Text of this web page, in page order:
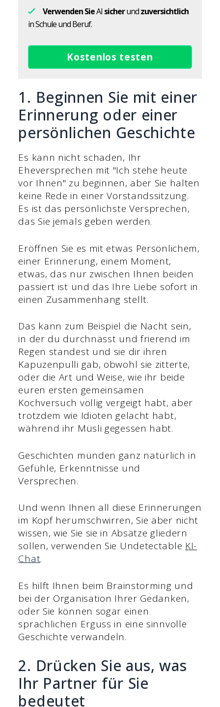
Verwenden SieAI sicherundzuversichtlich
in Schule und Beruf.
Kostenlos testen
1. Beginnen Sie mit einer
Erinnerung oder einer
persönlichen Geschichte
Es kann nicht schaden, Ihr
Eheversprechen mit "Ich stehe heute
vor Ihnen" zu beginnen, aber Sie halten
keine Rede in einer Vorstandssitzung.
Es ist das persönlichste Versprechen,
das Sie jemals geben werden.
Eröffnen Sie es mit etwas Persönlichem,
einer Erinnerung, einem Moment,
etwas, das nur zwischen Ihnen beiden
passiert ist und das Ihre Liebe sofort in
einen Zusammenhang stellt.
Das kann zum Beispiel die Nacht sein,
in der du durchnässt und frierend im
Regen standest und sie dir ihren
Kapuzenpulli gab, obwohl sie zitterte,
oder die Art und Weise, wie ihr beide
euren ersten gemeinsamen
Kochversuch völlig vergeigt habt, aber
trotzdem wie Idioten gelacht habt,
während ihr Müsli gegessen habt.
Geschichten münden ganz natürlich in
Gefühle, Erkenntnisse und
Versprechen.
Und wenn Ihnen all diese Erinnerungen
im Kopf herumschwirren, Sie aber nicht
wissen, wie Sie sie in Absätze gliedern
sollen, verwenden Sie Undetectable KI-
Chat.
Es hilft Ihnen beim Brainstorming und
bei der Organisation Ihrer Gedanken,
oder Sie können sogar einen
sprachlichen Erguss in eine sinnvolle
Geschichte verwandeln.
2. Drücken Sie aus, was
Ihr Partner für Sie
bedeutet